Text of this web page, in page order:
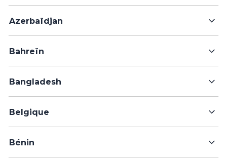
Azerbaïdjan
Bahreïn
Bangladesh
Belgique
Bénin